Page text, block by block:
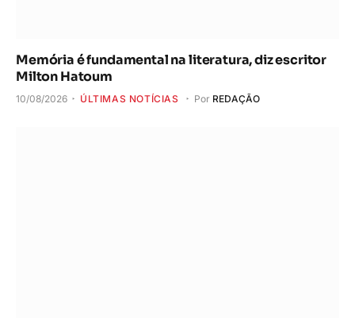
Memória é fundamental na literatura, diz escritor
Milton Hatoum
10/08/2026 ÚLTIMAS NOTÍCIAS Por REDAÇÃO